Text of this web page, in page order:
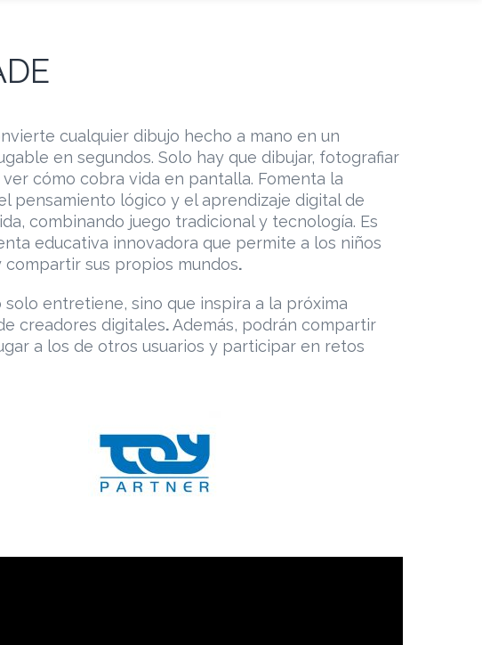
cualquier dibujo hecho a mano en un
en segundos. Solo hay que dibujar, fotografiar
cómo cobra vida en pantalla. Fomenta la
pensamiento lógico y el aprendizaje digital de
combinando juego tradicional y tecnología. Es
educativa innovadora que permite a los niños
compartir sus propios mundos.
solo entretiene, sino que inspira a la próxima
creadores digitales.Además, podrán compartir
a los de otros usuarios y participar en retos